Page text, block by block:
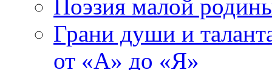
Поэзия малой
Грани души и
от «А» до «Я»